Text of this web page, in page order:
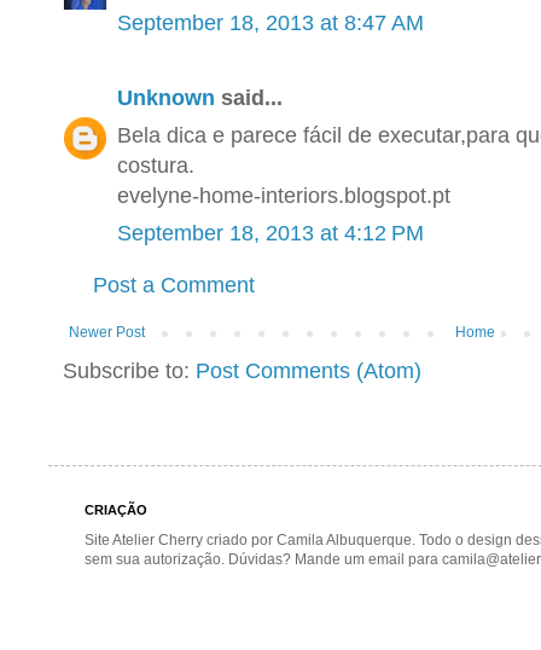
September 18, 2013 at 8:47 AM
Unknown said...
Bela dica e parece fácil de executar,para
costura.
evelyne-home-interiors.blogspot.pt
September 18, 2013 at 4:12 PM
Post a Comment
Newer Post Home
Subscribe to: Post Comments (Atom)
CRIAÇÃO
Site Atelier Cherry criado por Camila Albuquerque. Todo o design
sem sua autorização. Dúvidas? Mande um email para